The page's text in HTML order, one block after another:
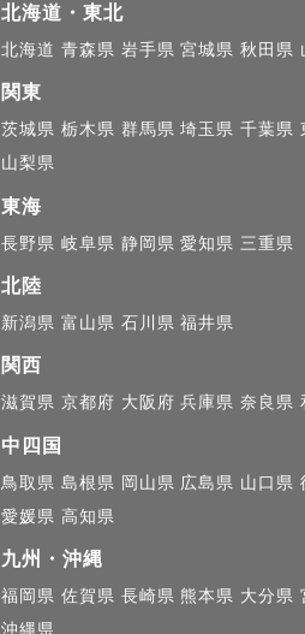
北海道・東北
北海道 青森県 岩手県 宮城県 秋田県
関東
茨城県 栃木県 群馬県 埼玉県 千葉県
山梨県
東海
長野県 岐阜県 静岡県 愛知県 三重県
北陸
新潟県 富山県 石川県 福井県
関西
滋賀県 京都府 大阪府 兵庫県 奈良県
中四国
鳥取県 島根県 岡山県 広島県 山口県
愛媛県 高知県
九州・沖縄
福岡県 佐賀県 長崎県 熊本県 大分県
沖縄県